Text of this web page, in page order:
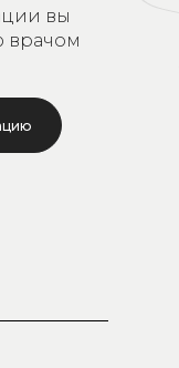
вы
врачом